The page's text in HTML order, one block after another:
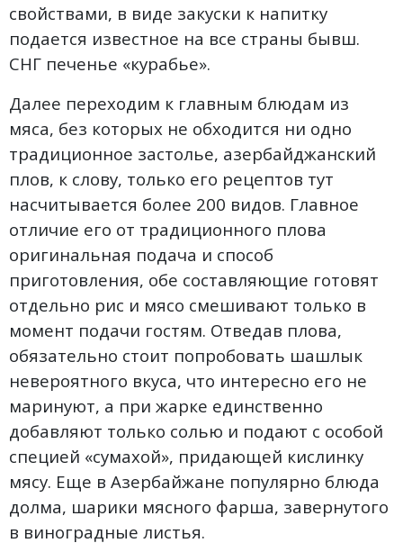
свойствами, в виде закуски к напитку
подается известное на все страны бывш.
СНГ печенье «курабье».
Далее переходим к главным блюдам из
мяса, без которых не обходится ни одно
традиционное застолье, азербайджанский
плов, к слову, только его рецептов тут
насчитывается более 200 видов. Главное
отличие его от традиционного плова
оригинальная подача и способ
приготовления, обе составляющие готовят
отдельно рис и мясо смешивают только в
момент подачи гостям. Отведав плова,
обязательно стоит попробовать шашлык
невероятного вкуса, что интересно его не
маринуют, а при жарке единственно
добавляют только солью и подают с особой
специей «сумахой», придающей кислинку
мясу. Еще в Азербайжане популярно блюда
долма, шарики мясного фарша, завернутого
в виноградные листья.